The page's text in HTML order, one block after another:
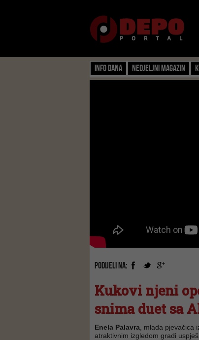
Info dana Nedjeljni magazin
PODIJELI NA:
Kukovi njeni
snima duet sa
Enela Palavra , mlada pjevačica
atraktivnim izgledom gradi